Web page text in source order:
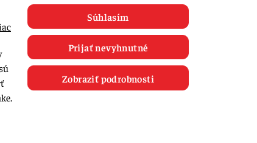
Súhlasím
Prijať nevyhnutné
Zobraziť podrobnosti